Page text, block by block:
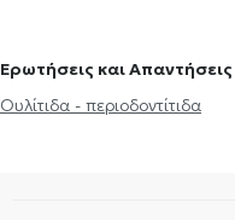
Ερωτήσεις και Απαντήσεις
Ουλίτιδα - περιοδοντίτιδα